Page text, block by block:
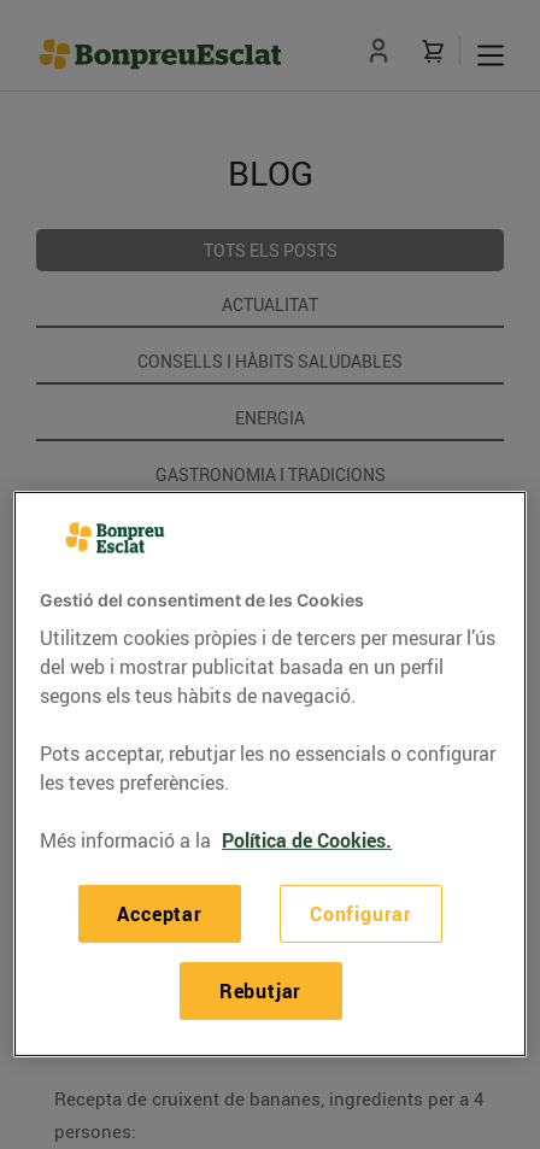
BLOG
TOTS ELS POSTS
ACTUALITAT
CONSELLS I HÀBITS SALUDABLES
ENERGIA
GASTRONOMIA I TRADICIONS
RECEPTES
Recepta de cruixent de
Recepta de cruixent de bananes, ingredients per a 4
persones:
Gestió del consentiment de les Cookies
Utilitzem cookies pròpies i de tercers per mesurar l’ús
del web i mostrar publicitat basada en un perfil
segons els teus hàbits de navegació.
Pots acceptar, rebutjar les no essencials o configurar
les teves preferències.
Més informació a la Política de Cookies.
Configurar
Rebutjar
Acceptar